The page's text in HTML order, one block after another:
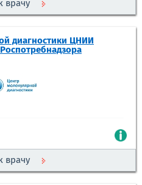
врачу
диагностики ЦНИИ
врачу